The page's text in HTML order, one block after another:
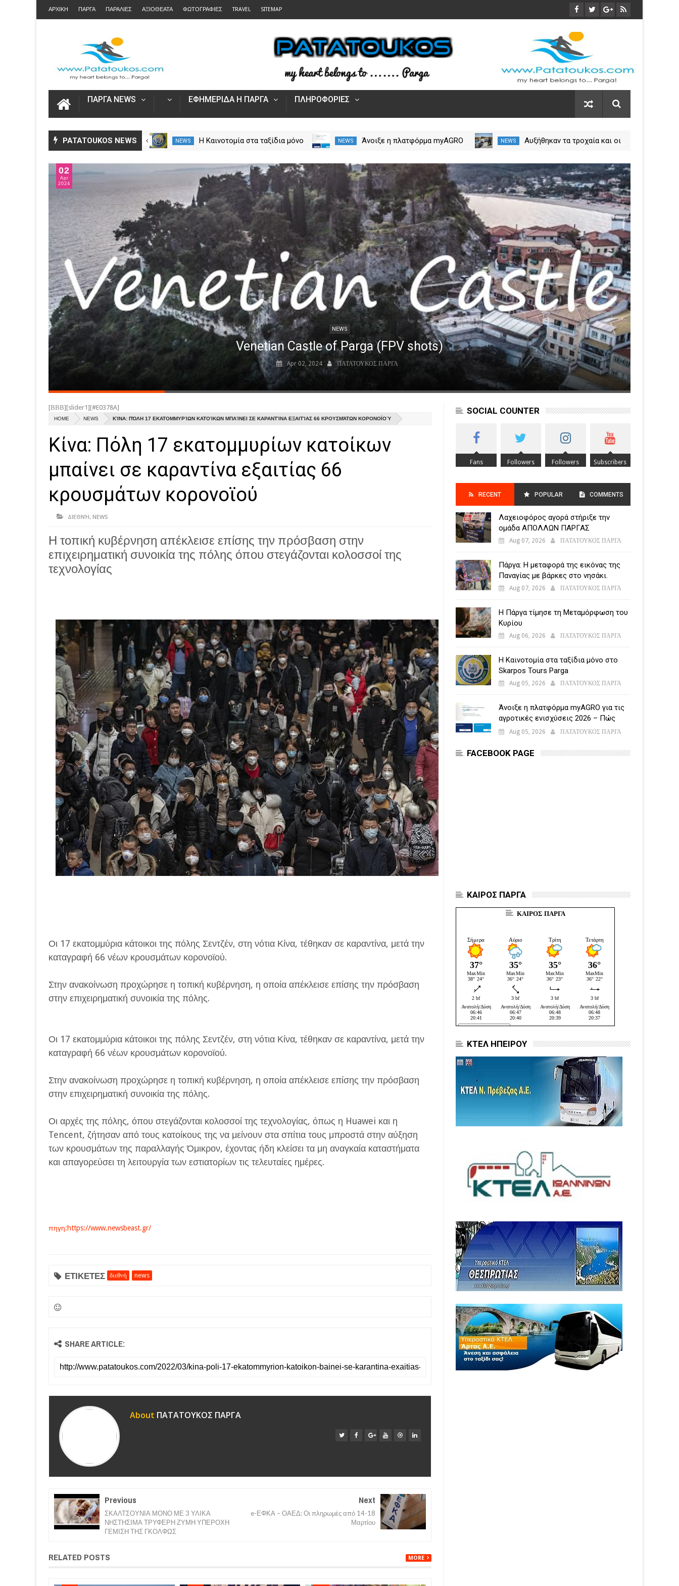
ΑΡΧΙΚΗ ΠΑΡΓΑ ΠΑΡΑΛΙΕΣ ΑΞΙΟΘΕΑΤΑ ΦΩΤΟΓΡΑΦΙΕΣ TRAVEL SITEMAP
ΠΑΡΓΑ NEWS ΕΦΗΜΕΡΙΔΑ Η ΠΑΡΓΑ ΠΛΗΡΟΦΟΡΙΕΣ
PATATOUKOS NEWS
Η Πάργα τίμησε τη
Μεταμόρφωση του Κυρίου
NEWS
Η Καινοτομία στα ταξίδια μόνο
NEWS
Άνοιξε η πλατφόρμα myAGRO
Ενιαία Αίτηση Ενίσχυσης
NEWS
Αυξήθηκαν τα τροχαία και οι
02
Apr
2024
NEWS
Venetian Castle of Parga (FPV shots)
Apr 02, 2024 ΠΑΤΑΤΟΥΚΟΣ ΠΑΡΓΑ
[ΒΒΒ][slider1][#E0378A]
HOME NEWS ΚΊΝΑ: ΠΌΛΗ 17 ΕΚΑΤΟΜΜΥΡΊΩΝ ΚΑΤΟΊΚΩΝ ΜΠΑΊΝΕΙ ΣΕ ΚΑΡΑΝΤΊΝΑ ΕΞΑΙΤΊΑΣ 66 ΚΡΟΥΣΜΆΤΩΝ ΚΟΡΟΝΟΪΟΎ
Κίνα: Πόλη 17 εκατομμυρίων κατοίκων
μπαίνει σε καραντίνα εξαιτίας 66
κρουσμάτων κορονοϊού
ΔΙΕΘΝΉ, NEWS
Η τοπική κυβέρνηση απέκλεισε επίσης την πρόσβαση στην
επιχειρηματική συνοικία της πόλης όπου στεγάζονται κολοσσοί της
τεχνολογίας
Οι 17 εκατομμύρια κάτοικοι της πόλης Σεντζέν, στη νότια Κίνα, τέθηκαν σε καραντίνα, μετά την
καταγραφή 66 νέων κρουσμάτων κορονοϊού.
Στην ανακοίνωση προχώρησε η τοπική κυβέρνηση, η οποία απέκλεισε επίσης την πρόσβαση
στην επιχειρηματική συνοικία της πόλης.
Οι 17 εκατομμύρια κάτοικοι της πόλης Σεντζέν, στη νότια Κίνα, τέθηκαν σε καραντίνα, μετά την
καταγραφή 66 νέων κρουσμάτων κορονοϊού.
Στην ανακοίνωση προχώρησε η τοπική κυβέρνηση, η οποία απέκλεισε επίσης την πρόσβαση
στην επιχειρηματική συνοικία της πόλης.
Οι αρχές της πόλης, όπου στεγάζονται κολοσσοί της τεχνολογίας, όπως η Huawei και η
Tencent, ζήτησαν από τους κατοίκους της να μείνουν στα σπίτια τους μπροστά στην αύξηση
των κρουσμάτων της παραλλαγής Όμικρον, έχοντας ήδη κλείσει τα μη αναγκαία καταστήματα
και απαγορεύσει τη λειτουργία των εστιατορίων τις τελευταίες ημέρες.
πηγη:https://www.newsbeast.gr/
ΕΤΙΚΕΤΕΣ διεθνή news
SHARE ARTICLE:
About ΠΑΤΑΤΟΥΚΟΣ ΠΑΡΓΑ
Previous
ΣΚΑΛΤΣΟΥΝΙΑ ΜΟΝΟ ΜΕ 3 ΥΛΙΚΑ
ΝΗΣΤΗΣΙΜΑ ΤΡΥΦΕΡΗ ΖΥΜΗ ΥΠΕΡΟΧΗ
ΓΕΜΙΣΗ ΤΗΣ ΓΚΟΛΦΩΣ
Next
e-ΕΦΚΑ – ΟΑΕΔ: Οι πληρωμές από 14-18
Μαρτίου
RELATED POSTS MORE
SOCIAL COUNTER
Fans Followers Followers Subscribers
RECENT POPULAR
POSTS
COMMENTS
Λαχειοφόρος αγορά στήριξε την
ομάδα ΑΠΟΛΛΩΝ ΠΑΡΓΑΣ
Aug 07, 2026 ΠΑΤΑΤΟΥΚΟΣ ΠΑΡΓΑ
Πάργα: Η μεταφορά της εικόνας της
Παναγίας με βάρκες στο νησάκι.
Aug 07, 2026 ΠΑΤΑΤΟΥΚΟΣ ΠΑΡΓΑ
Η Πάργα τίμησε τη Μεταμόρφωση του
Κυρίου
Aug 06, 2026 ΠΑΤΑΤΟΥΚΟΣ ΠΑΡΓΑ
Η Καινοτομία στα ταξίδια μόνο στο
Skarpos Tours Parga
Aug 05, 2026 ΠΑΤΑΤΟΥΚΟΣ ΠΑΡΓΑ
Άνοιξε η πλατφόρμα myAGRO για τις
αγροτικές ενισχύσεις 2026 – Πώς
υποβάλλεται η Ενιαία Αίτηση
Aug 05, 2026 ΠΑΤΑΤΟΥΚΟΣ ΠΑΡΓΑ
FACEBOOK PAGE
ΚΑΙΡΟΣ ΠΑΡΓΑ
ΚΑΙΡΟΣ ΠΑΡΓΑ
ΚΤΕΛ ΗΠΕΙΡΟΥ